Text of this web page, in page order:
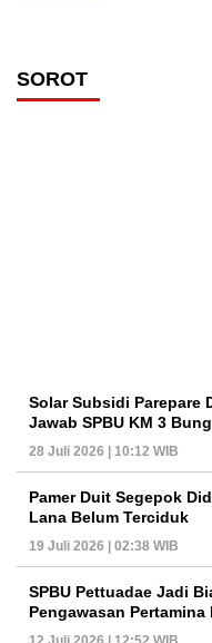
SOROT
Solar Subsidi Parepare
Jawab SPBU KM 3
28 Juli 2026 | 10:12 WIB
Pamer Duit Segepok
Lana Belum Terciduk
19 Juli 2026 | 02:38 WIB
SPBU Pettuadae Jadi
Pengawasan Pertamina